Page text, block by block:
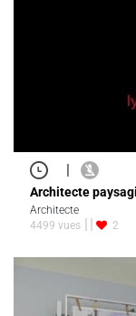
|
Architecte
Architecte
4499 vues
2